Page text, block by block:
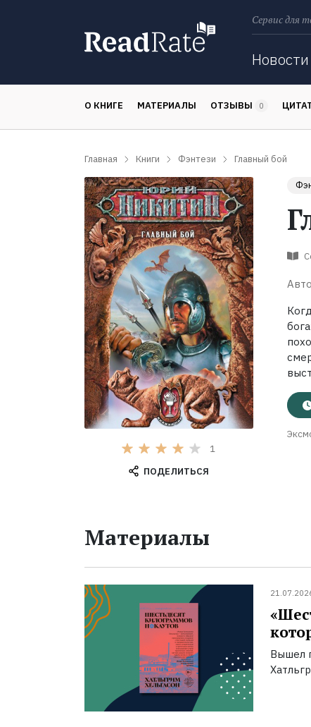
Сервис для
Новости
О КНИГЕ МАТЕРИАЛЫ ОТЗЫВЫ 0
Главная Книги Фэнтези Главный бой
1
ПОДЕЛИТЬСЯ
Материалы
Вышел